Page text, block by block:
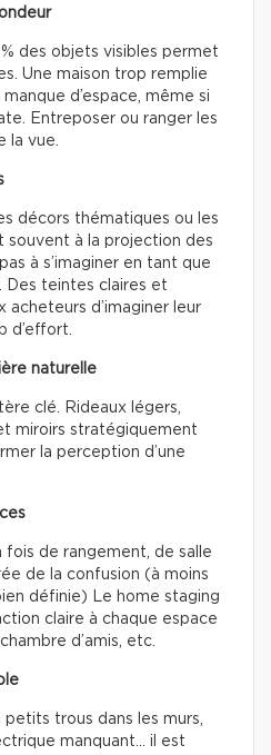
des objets visibles permet
Une maison trop remplie
manque d’espace, même si
Entreposer ou ranger les
la vue.
décors thématiques ou les
souvent à la projection des
à s’imaginer en tant que
Des teintes claires et
d’imaginer leur
d’effort.
naturelle
clé. Rideaux légers,
miroirs stratégiquement
la perception d’une
fois de rangement, de salle
de la confusion (à moins
définie) Le home staging
claire à chaque espace
d’amis, etc.
trous dans les murs,
manquant… il est